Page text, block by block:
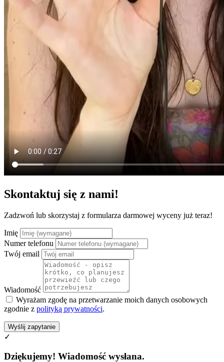
Skontaktuj się z nami!
Zadzwoń lub skorzystaj z formularza darmowej wyceny już teraz!
Imię
Numer telefonu
Twój email
Wiadomość
Wyrażam zgodę na przetwarzanie moich danych osobowych
zgodnie z polityką prywatności.
Wyślij zapytanie
✓
Dziękujemy! Wiadomość wysłana.